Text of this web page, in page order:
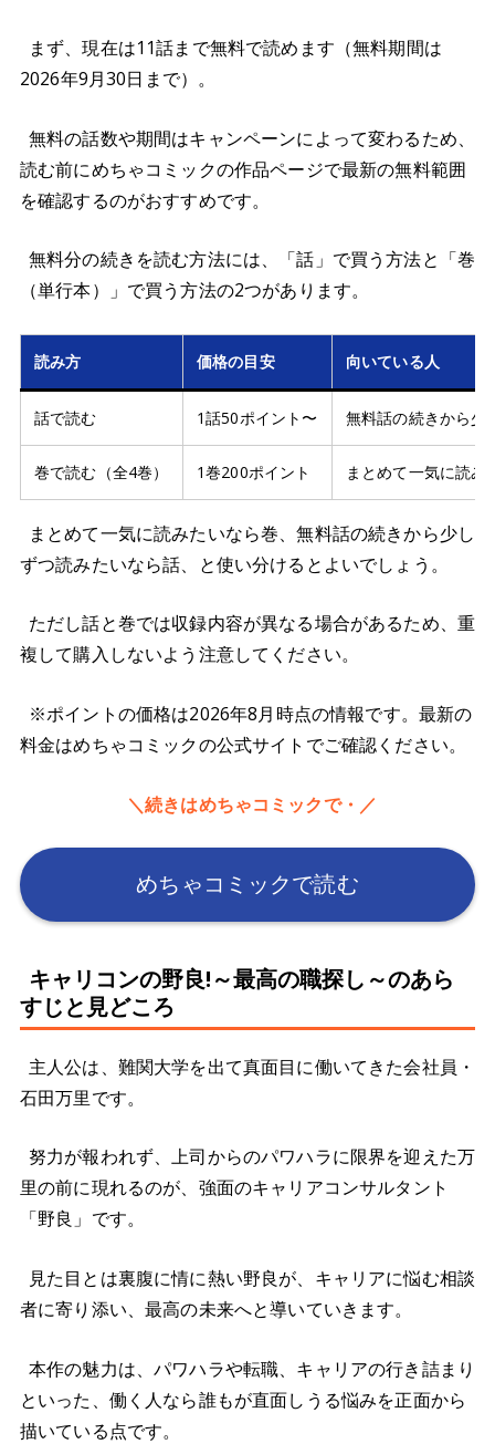
まず、現在は11話まで無料で読めます（無料期間は
2026年9月30日まで）。
無料の話数や期間はキャンペーンによって変わるため、
読む前にめちゃコミックの作品ページで最新の無料範囲
を確認するのがおすすめです。
無料分の続きを読む方法には、「話」で買う方法と「巻
（単行本）」で買う方法の2つがあります。
読み方 価格の目安 向いている人
話で読む 1話50ポイント〜 無料話の続きから少
巻で読む（全4巻） 1巻200ポイント まとめて一気に読み
まとめて一気に読みたいなら巻、無料話の続きから少し
ずつ読みたいなら話、と使い分けるとよいでしょう。
ただし話と巻では収録内容が異なる場合があるため、重
複して購入しないよう注意してください。
※ポイントの価格は2026年8月時点の情報です。最新の
料金はめちゃコミックの公式サイトでご確認ください。
＼続きはめちゃコミックで・／
めちゃコミックで読む
キャリコンの野良!～最高の職探し～のあら
すじと見どころ
主人公は、難関大学を出て真面目に働いてきた会社員・
石田万里です。
努力が報われず、上司からのパワハラに限界を迎えた万
里の前に現れるのが、強面のキャリアコンサルタント
「野良」です。
見た目とは裏腹に情に熱い野良が、キャリアに悩む相談
者に寄り添い、最高の未来へと導いていきます。
本作の魅力は、パワハラや転職、キャリアの行き詰まり
といった、働く人なら誰もが直面しうる悩みを正面から
描いている点です。